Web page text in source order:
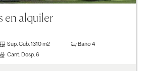
en alquiler
Sup. Cub. 1310 m2 Baño 4
Cant. Desp. 6